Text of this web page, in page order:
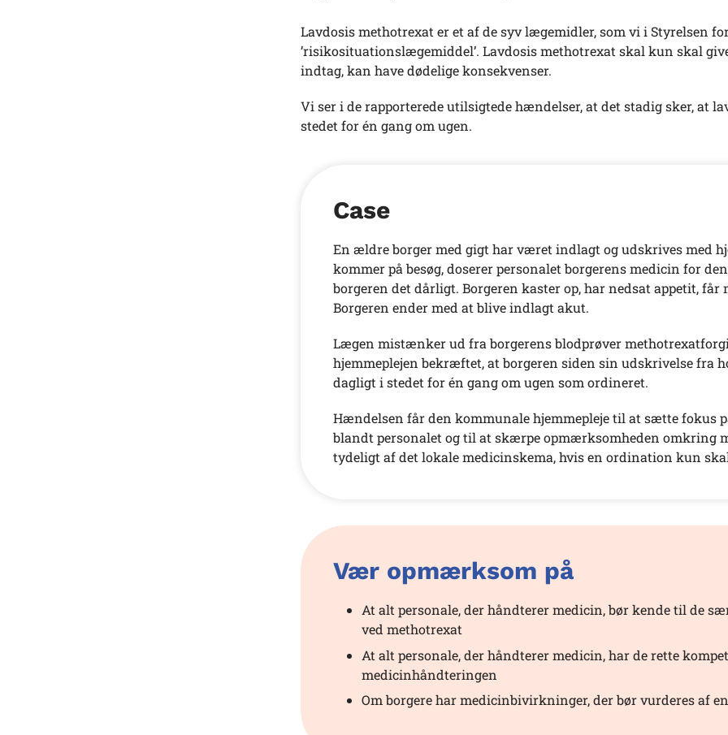
Lavdosis methotrexat er et af de syv lægemidler, som vi i Styrelsen
’risikosituationslægemiddel’. Lavdosis methotrexat skal kun skal
indtag, kan have dødelige konsekvenser.
Vi ser i de rapporterede utilsigtede hændelser, at det stadig sker, at
stedet for én gang om ugen.
Case
En ældre borger med gigt har været indlagt og udskrives med
kommer på besøg, doserer personalet borgerens medicin for
borgeren det dårligt. Borgeren kaster op, har nedsat appetit,
Borgeren ender med at blive indlagt akut.
Lægen mistænker ud fra borgerens blodprøver
hjemmeplejen bekræftet, at borgeren siden sin udskrivelse fra
dagligt i stedet for én gang om ugen som ordineret.
Hændelsen får den kommunale hjemmepleje til at sætte fokus
blandt personalet og til at skærpe opmærksomheden omkring
tydeligt af det lokale medicinskema, hvis en ordination kun
Vær opmærksom på
At alt personale, der håndterer medicin, bør kende til de
ved methotrexat
At alt personale, der håndterer medicin, har de rette
medicinhåndteringen
Om borgere har medicinbivirkninger, der bør vurderes af